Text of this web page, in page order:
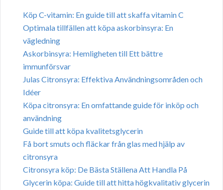
Köp C-vitamin: En guide till att skaffa vitamin C
Optimala tillfällen att köpa askorbinsyra: En
vägledning
Askorbinsyra: Hemligheten till Ett bättre
immunförsvar
Julas Citronsyra: Effektiva Användningsområden och
Idéer
Köpa citronsyra: En omfattande guide för inköp och
användning
Guide till att köpa kvalitetsglycerin
Få bort smuts och fläckar från glas med hjälp av
citronsyra
Citronsyra köp: De Bästa Ställena Att Handla På
Glycerin köpa: Guide till att hitta högkvalitativ glycerin